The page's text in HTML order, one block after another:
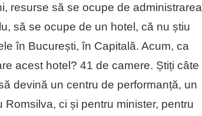
resurse să se ocupe de administrarea
să se ocupe de un hotel, că nu știu
în București, în Capitală. Acum, ca
acest hotel? 41 de camere. Știți câte
devină un centru de performanță, un
ci și pentru minister, pentru